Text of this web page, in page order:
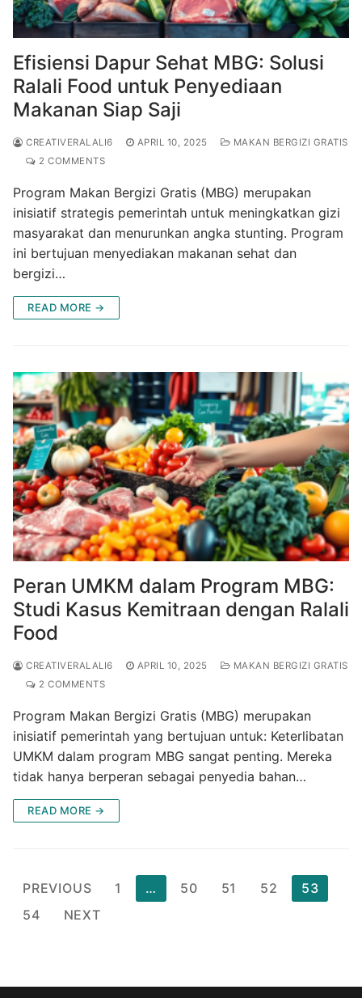
Efisiensi Dapur Sehat MBG: Solusi
Ralali Food untuk Penyediaan
Makanan Siap Saji
CREATIVERALALI6 APRIL 10, 2025
MAKAN BERGIZI GRATIS
2 COMMENTS
Program Makan Bergizi Gratis (MBG) merupakan
inisiatif strategis pemerintah untuk meningkatkan gizi
masyarakat dan menurunkan angka stunting. Program
ini bertujuan menyediakan makanan sehat dan
bergizi…
READ MORE →
Peran UMKM dalam Program MBG:
Studi Kasus Kemitraan dengan Ralali
Food
CREATIVERALALI6 APRIL 10, 2025
MAKAN BERGIZI GRATIS
2 COMMENTS
Program Makan Bergizi Gratis (MBG) merupakan
inisiatif pemerintah yang bertujuan untuk: Keterlibatan
UMKM dalam program MBG sangat penting. Mereka
tidak hanya berperan sebagai penyedia bahan…
READ MORE →
Posts
pagination
PREVIOUS 1 … 50 51 52
53
54
NEXT